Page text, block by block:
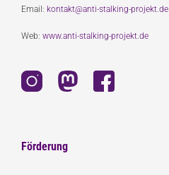
Email: kontakt@anti-stalking-projekt.de
Web: www.anti-stalking-projekt.de
Förderung